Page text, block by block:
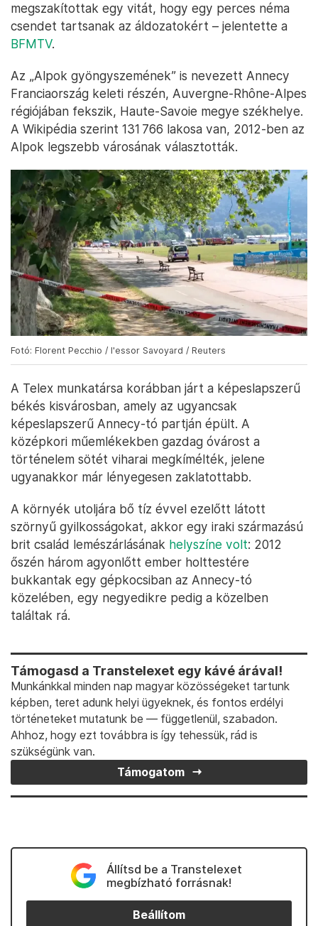
megszakítottak egy vitát, hogy egy perces néma
csendet tartsanak az áldozatokért – jelentette a
BFMTV.
Az „Alpok gyöngyszemének” is nevezett Annecy
Franciaország keleti részén, Auvergne-Rhône-Alpes
régiójában fekszik, Haute-Savoie megye székhelye.
A Wikipédia szerint 131 766 lakosa van, 2012-ben az
Alpok legszebb városának választották.
Fotó: Florent Pecchio / l'essor Savoyard / Reuters
A Telex munkatársa korábban járt a képeslapszerű
békés kisvárosban, amely az ugyancsak
képeslapszerű Annecy-tó partján épült. A
középkori műemlékekben gazdag óvárost a
történelem sötét viharai megkímélték, jelene
ugyanakkor már lényegesen zaklatottabb.
A környék utoljára bő tíz évvel ezelőtt látott
szörnyű gyilkosságokat, akkor egy iraki származású
brit család lemészárlásának helyszíne volt: 2012
őszén három agyonlőtt ember holttestére
bukkantak egy gépkocsiban az Annecy-tó
közelében, egy negyedikre pedig a közelben
találtak rá.
Támogasd a Transtelexet egy kávé árával!
Munkánkkal minden nap magyar közösségeket tartunk
képben, teret adunk helyi ügyeknek, és fontos erdélyi
történeteket mutatunk be — függetlenül, szabadon.
Ahhoz, hogy ezt továbbra is így tehessük, rád is
szükségünk van.
Támogatom
Állítsd be a Transtelexet
megbízható forrásnak!
Beállítom